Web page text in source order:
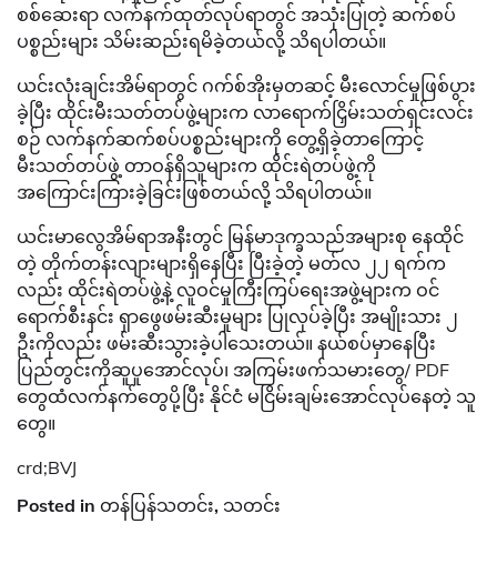
စစ်ဆေးရာ လက်နက်ထုတ်လုပ်ရာတွင် အသုံးပြုတဲ့ ဆက်စပ်
ပစ္စည်းများ သိမ်းဆည်းရမိခဲ့တယ်လို့ သိရပါတယ်။
ယင်းလုံးချင်းအိမ်ရာတွင် ဂက်စ်အိုးမှတဆင့် မီးလောင်မှုဖြစ်ပွား
ခဲ့ပြီး ထိုင်းမီးသတ်တပ်ဖွဲ့များက လာရောက်ငြှိမ်းသတ်ရှင်းလင်း
စဉ် လက်နက်ဆက်စပ်ပစ္စည်းများကို တွေ့ရှိခဲ့တာကြောင့်
မီးသတ်တပ်ဖွဲ့ တာဝန်ရှိသူများက ထိုင်းရဲတပ်ဖွဲ့ကို
အကြောင်းကြားခဲ့ခြင်းဖြစ်တယ်လို့ သိရပါတယ်။
ယင်းမာလွေအိမ်ရာအနီးတွင် မြန်မာဒုက္ခသည်အများစု နေထိုင်
တဲ့ တိုက်တန်းလျားများရှိနေပြီး ပြီးခဲ့တဲ့ မတ်လ ၂၂ ရက်က
လည်း ထိုင်းရဲတပ်ဖွဲ့နဲ့ လူဝင်မှုကြီးကြပ်ရေးအဖွဲ့များက ဝင်
ရောက်စီးနင်း ရှာဖွေဖမ်းဆီးမှုများ ပြုလုပ်ခဲ့ပြီး အမျိုးသား ၂
ဦးကိုလည်း ဖမ်းဆီးသွားခဲ့ပါသေးတယ်။ နယ်စပ်မှာနေပြီး
ပြည်တွင်းကိုဆူပူအောင်လုပ်၊ အကြမ်းဖက်သမားတွေ/ PDF
တွေထံလက်နက်တွေပို့ပြီး နိုင်ငံ မငြိမ်းချမ်းအောင်လုပ်နေတဲ့ သူ
တွေ။
crd;BVJ
Posted in တန်ပြန်သတင်း, သတင်း